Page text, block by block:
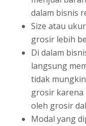
dalam bisnis
Size atau
grosir lebih
Di dalam
langsung
tidak
grosir
oleh grosir
Modal yang